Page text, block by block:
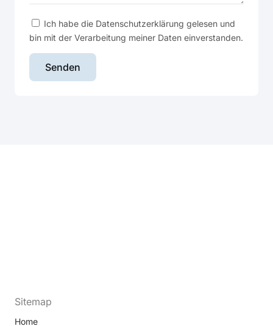
Ich habe die Datenschutzerklärung gelesen und
bin mit der Verarbeitung meiner Daten einverstanden.
Sitemap
Home